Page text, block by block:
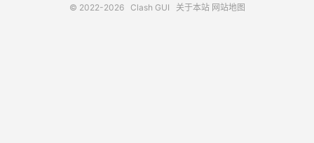
© 2022-2026 Clash GUI 关于本站 网站地图